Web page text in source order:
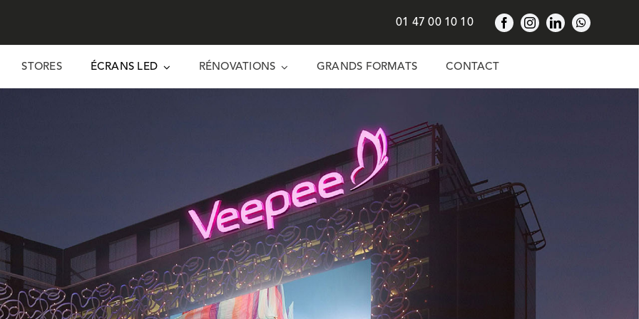
01 47 00 10 10
STORES ÉCRANS LED RÉNOVATIONS GRANDS FORMATS CONTACT